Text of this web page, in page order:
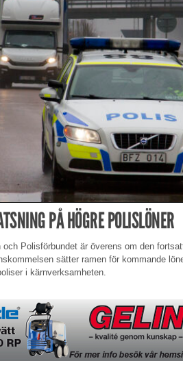
PÅ HÖGRE POLISLÖNER
och Polisförbundet är överens om den
sätter ramen för kommande
i kärnverksamheten.